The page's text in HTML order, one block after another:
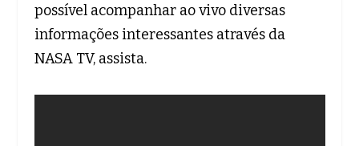
possível acompanhar ao vivo diversas
informações interessantes através da
NASA TV, assista.